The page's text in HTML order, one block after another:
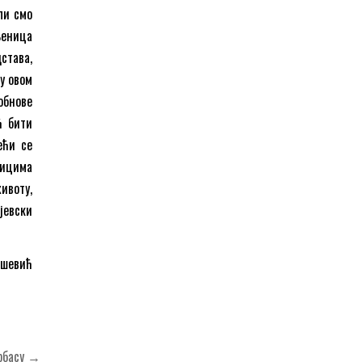
смо
овом
бити
се
→